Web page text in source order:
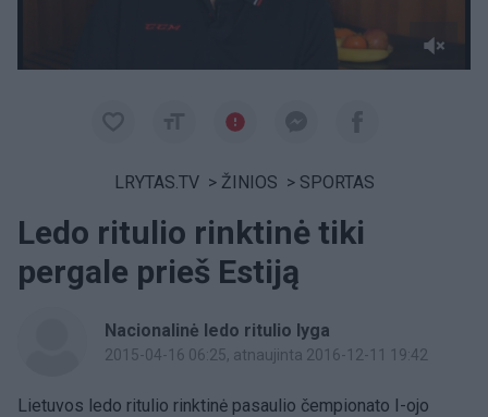
LRYTAS.TV > ŽINIOS > SPORTAS
Ledo ritulio rinktinė tiki
pergale prieš Estiją
Nacionalinė ledo ritulio lyga
2015-04-16 06:25, atnaujinta 2016-12-11 19:42
Lietuvos ledo ritulio rinktinė pasaulio čempionato I-ojo